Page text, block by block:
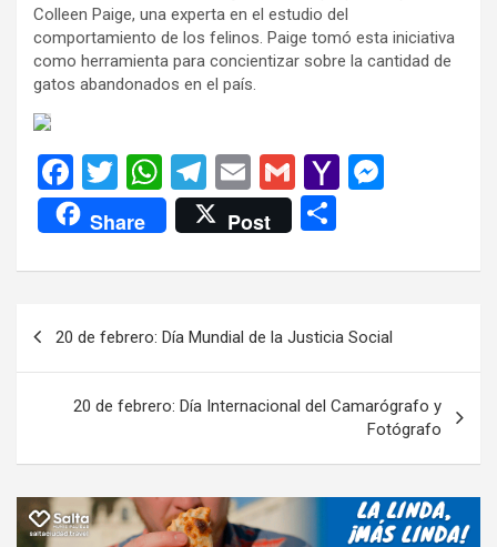
Colleen Paige, una experta en el estudio del
comportamiento de los felinos. Paige tomó esta iniciativa
como herramienta para concientizar sobre la cantidad de
gatos abandonados en el país.
F
a
ce
b
o
k
T
wi
tt
er
W
h
at
s
p
p
T
el
e
gr
m
E
m
ail
G
m
ail
Y
o
M
ail
n
er
Share Post
m
p
ar
tir
entradas
20 de febrero: Día Mundial de la Justicia Social
20 de febrero: Día Internacional del Camarógrafo y
Fotógrafo